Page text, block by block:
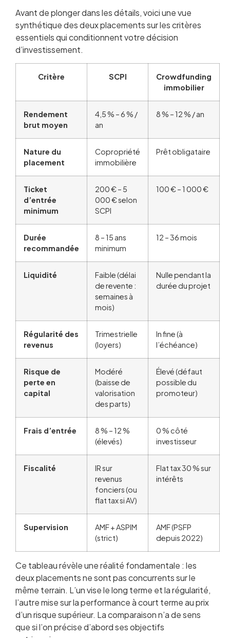
Avant de plonger dans les détails, voici une vue
synthétique des deux placements sur les critères
essentiels qui conditionnent votre décision
d’investissement.
Critère SCPI
Crowdfunding
immobilier
Rendement
brut moyen
4,5 % – 6 % /
an
8 % – 12 % / an
Nature du
placement
Copropriété
immobilière
Prêt obligataire
Ticket
d’entrée
minimum
200 € – 5
000 € selon
SCPI
100 € – 1 000 €
Durée
recommandée
8 – 15 ans
minimum
12 – 36 mois
Liquidité
Faible (délai
de revente :
semaines à
mois)
Nulle pendant la
durée du projet
Régularité des
revenus
Trimestrielle
(loyers)
In fine (à
l’échéance)
Risque de
perte en
capital
Modéré
(baisse de
valorisation
des parts)
Élevé (défaut
possible du
promoteur)
Frais d’entrée
8 % – 12 %
(élevés)
0 % côté
investisseur
Fiscalité
IR sur
revenus
fonciers (ou
flat tax si AV)
Flat tax 30 % sur
intérêts
Supervision
AMF + ASPIM
(strict)
AMF (PSFP
depuis 2022)
Ce tableau révèle une réalité fondamentale : les
deux placements ne sont pas concurrents sur le
même terrain. L’un vise le long terme et la régularité,
l’autre mise sur la performance à court terme au prix
d’un risque supérieur. La comparaison n’a de sens
que si l’on précise d’abord ses objectifs